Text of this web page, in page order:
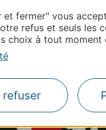
et fermer" vous
refus et seuls les
choix à tout
refuser